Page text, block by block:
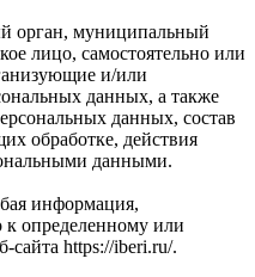
орган, муниципальный
лицо, самостоятельно или
и/или
данных, а также
данных, состав
обработке, действия
данными.
информация,
к определенному или
сайта https://iberi.ru/.